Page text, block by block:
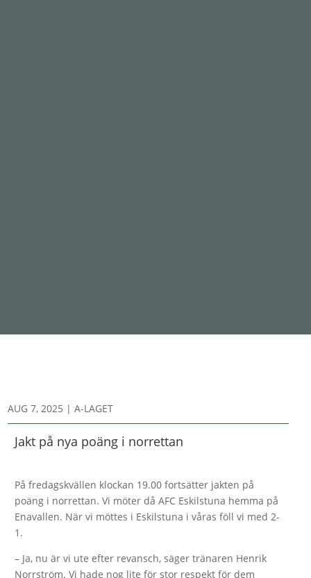
AUG 7, 2025 |A-LAGET
Jakt på nya poäng i norrettan
På fredagskvällen klockan 19.00 fortsätter jakten på
poäng i norrettan. Vi möter då AFC Eskilstuna hemma på
Enavallen. När vi möttes i Eskilstuna i våras föll vi med 2-
1.
– Ja, nu är vi ute efter revansch, säger tränaren Henrik
Norrström. Vi hade nog lite för stor respekt för dem